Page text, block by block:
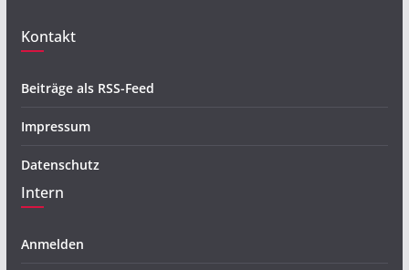
Kontakt
Beiträge als RSS-Feed
Impressum
Datenschutz
Intern
Anmelden